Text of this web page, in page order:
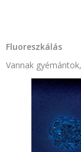
Fluoreszkálás
Vannak